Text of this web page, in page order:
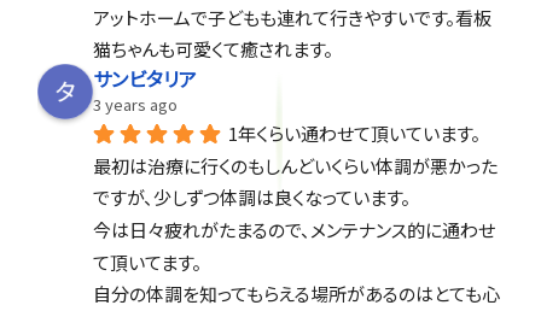
アットホームで子どもも連れて行きやすいです。看板
猫ちゃんも可愛くて癒されます。
サンビタリア
3 years ago
1年くらい通わせて頂いています。
最初は治療に行くのもしんどいくらい体調が悪かった
ですが、少しずつ体調は良くなっています。
今は日々疲れがたまるので、メンテナンス的に通わせ
て頂いてます。
自分の体調を知ってもらえる場所があるのはとても心